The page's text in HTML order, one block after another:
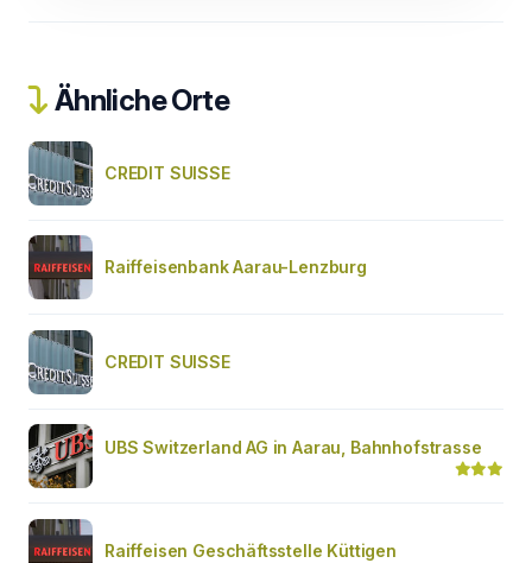
Ähnliche Orte
CREDIT SUISSE
Raiffeisenbank Aarau-Lenzburg
CREDIT SUISSE
UBS Switzerland AG in Aarau, Bahnhofstrasse
Raiffeisen Geschäftsstelle Küttigen